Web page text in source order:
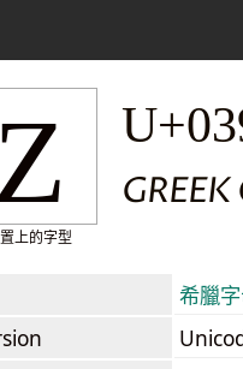
Ζ
上的字型
希臘